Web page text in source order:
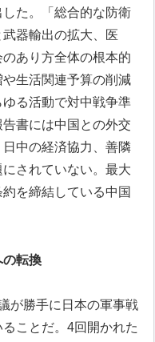
た。「総合的な防衛
器輸出の拡大、医
あり方全体の根本的
生活関連予算の削減
る活動で対中戦争準
書には中国との外交
中の経済協力、善隣
されていない。最大
を締結している中国
の転換
が勝手に日本の軍事戦
ことだ。4回開かれた